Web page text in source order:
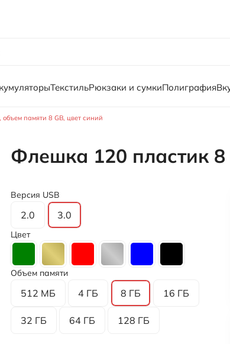
ТекстильРюкзаки и сумкиПолиграфия
памяти 8 GB, цвет синий
Флешка 120 пластик
Версия USB
2.0 3.0
Цвет
Объем памяти
512 МБ 4 ГБ 8 ГБ 16 ГБ
32 ГБ 64 ГБ 128 ГБ